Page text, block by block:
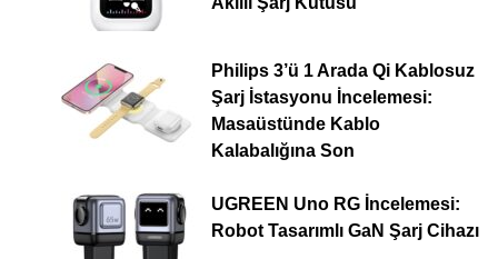
Philips 3’ü 1 Arada Qi Kablosuz
Şarj İstasyonu İncelemesi:
Masaüstünde Kablo
Kalabalığına Son
UGREEN Uno RG İncelemesi:
Robot Tasarımlı GaN Şarj Cihazı